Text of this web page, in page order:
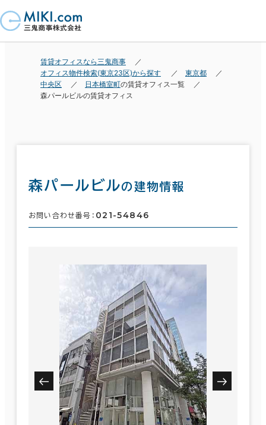
賃貸オフィスなら三鬼商事
オフィス物件検索(東京23区)から探す
東京都
中央区
日本橋室町の賃貸オフィス一覧
森パールビルの賃貸オフィス
森パールビルの建物情報
お問い合わせ番号： 021-54846